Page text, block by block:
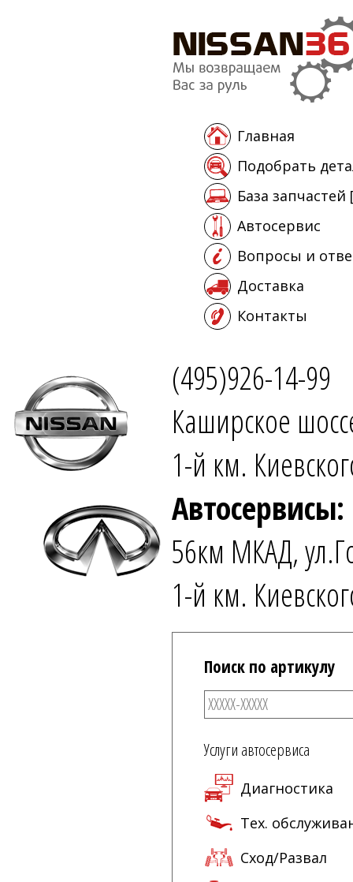
Главная
Подобрать
База запчастей
Автосервис
Вопросы и
Доставка
Контакты
(495)926-14-99
Каширское
1-й км.
Автосервисы:
56км МКАД,
1-й км.
Поиск по артикулу
Услуги автосервиса
Диагностика
Тех.
Сход/Развал